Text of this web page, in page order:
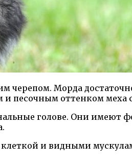
черепом. Морда
песочным оттенком меха
голове. Они имеют
и видными